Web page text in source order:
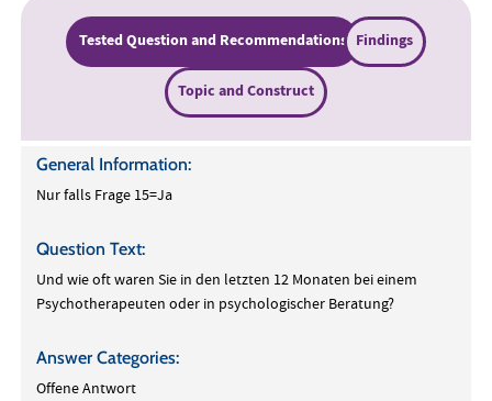
Tested Question and Recommendations Findings
Topic and Construct
General Information:
Nur falls Frage 15=Ja
Question Text:
Und wie oft waren Sie in den letzten 12 Monaten bei einem
Psychotherapeuten oder in psychologischer Beratung?
Answer Categories:
Offene Antwort